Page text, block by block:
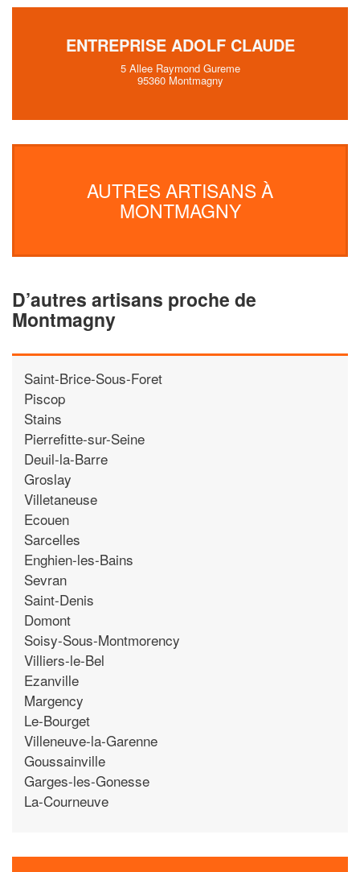
ENTREPRISE ADOLF CLAUDE
5 Allee Raymond Gureme
95360 Montmagny
AUTRES ARTISANS À
MONTMAGNY
D’autres artisans proche de
Montmagny
Saint-Brice-Sous-Foret
Piscop
Stains
Pierrefitte-sur-Seine
Deuil-la-Barre
Groslay
Villetaneuse
Ecouen
Sarcelles
Enghien-les-Bains
Sevran
Saint-Denis
Domont
Soisy-Sous-Montmorency
Villiers-le-Bel
Ezanville
Margency
Le-Bourget
Villeneuve-la-Garenne
Goussainville
Garges-les-Gonesse
La-Courneuve